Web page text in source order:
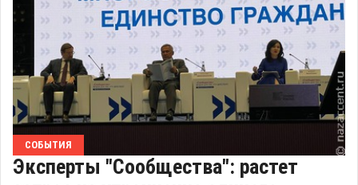
СОБЫТИЯ
Эксперты "Сообщества": растет